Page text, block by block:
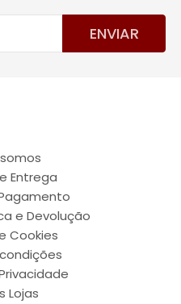
ENVIAR
Entrega
e Devolução
Cookies
Lojas